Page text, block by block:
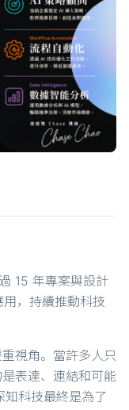
15 年專案與設計
，持續推動科技
視角。當許多人只
表達、連結和可能
科技最終是為了